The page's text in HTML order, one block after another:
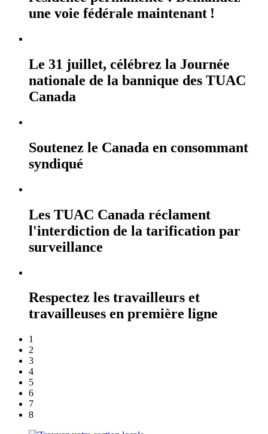
une voie fédérale maintenant !
Le 31 juillet, célébrez la Journée
nationale de la bannique des TUAC
Canada
Soutenez le Canada en consommant
syndiqué
Les TUAC Canada réclament
l'interdiction de la tarification par
surveillance
Respectez les travailleurs et
travailleuses en première ligne
1
2
3
4
5
6
7
8